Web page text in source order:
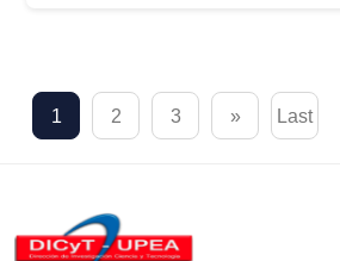
1 2 3 » Last